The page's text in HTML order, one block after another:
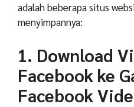
adalah beberapa situs
menyimpannya:
1. Download
Facebook ke
Facebook